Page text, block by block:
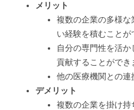
メリット
複数の企業の多様
い経験を積むことが
自分の専門性を活
貢献することができ
他の医療機関との連
デメリット
複数の企業を掛け持